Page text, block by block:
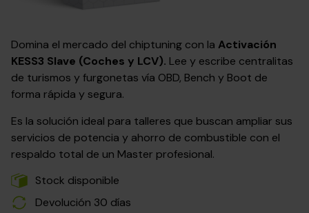
Domina el mercado del chiptuning con la Activación
KESS3 Slave (Coches y LCV). Lee y escribe centralitas
de turismos y furgonetas vía OBD, Bench y Boot de
forma rápida y segura.
Es la solución ideal para talleres que buscan ampliar sus
servicios de potencia y ahorro de combustible con el
respaldo total de un Master profesional.
Stock disponible
Devolución 30 días